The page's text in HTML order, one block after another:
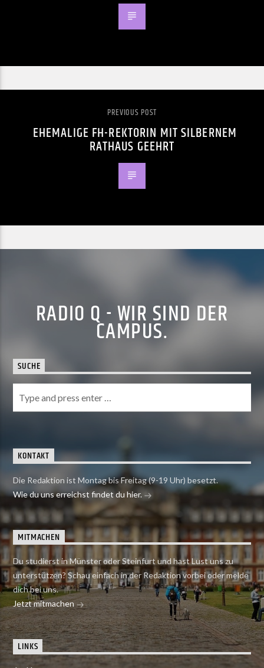
PREVIOUS POST
EHEMALIGE FH-REKTORIN MIT SILBERNEM
RATHAUS GEEHRT
RADIO Q - WIR SIND DER
CAMPUS.
SUCHE
KONTAKT
Die Redaktion ist Montag bis Freitag (9-19 Uhr) besetzt.
Wie du uns erreichst findet du hier.
MITMACHEN
Du studierst in Münster oder Steinfurt und hast Lust uns zu
unterstützen? Schau einfach in der Redaktion vorbei oder melde
dich bei uns.
Jetzt mitmachen
LINKS